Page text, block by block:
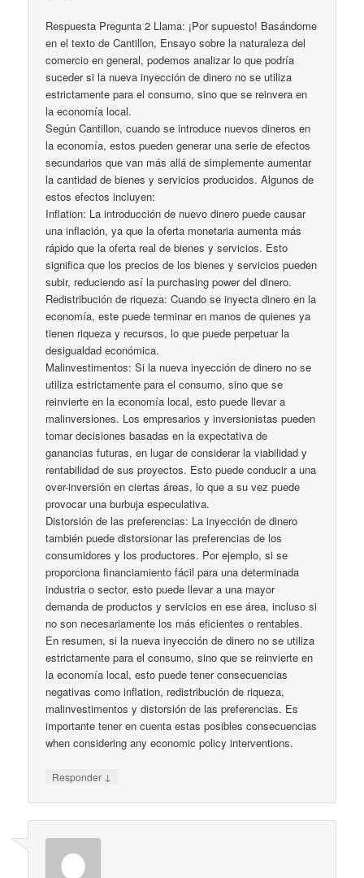
Respuesta Pregunta 2 Llama: ¡Por supuesto! Basándome
en el texto de Cantillon, Ensayo sobre la naturaleza del
comercio en general, podemos analizar lo que podría
suceder si la nueva inyección de dinero no se utiliza
estrictamente para el consumo, sino que se reinvera en
la economía local.
Según Cantillon, cuando se introduce nuevos dineros en
la economía, estos pueden generar una serie de efectos
secundarios que van más allá de simplemente aumentar
la cantidad de bienes y servicios producidos. Algunos de
estos efectos incluyen:
Inflation: La introducción de nuevo dinero puede causar
una inflación, ya que la oferta monetaria aumenta más
rápido que la oferta real de bienes y servicios. Esto
significa que los precios de los bienes y servicios pueden
subir, reduciendo así la purchasing power del dinero.
Redistribución de riqueza: Cuando se inyecta dinero en la
economía, este puede terminar en manos de quienes ya
tienen riqueza y recursos, lo que puede perpetuar la
desigualdad económica.
Malinvestimentos: Si la nueva inyección de dinero no se
utiliza estrictamente para el consumo, sino que se
reinvierte en la economía local, esto puede llevar a
malinversiones. Los empresarios y inversionistas pueden
tomar decisiones basadas en la expectativa de
ganancias futuras, en lugar de considerar la viabilidad y
rentabilidad de sus proyectos. Esto puede conducir a una
over-inversión en ciertas áreas, lo que a su vez puede
provocar una burbuja especulativa.
Distorsión de las preferencias: La inyección de dinero
también puede distorsionar las preferencias de los
consumidores y los productores. Por ejemplo, si se
proporciona financiamiento fácil para una determinada
industria o sector, esto puede llevar a una mayor
demanda de productos y servicios en ese área, incluso si
no son necesariamente los más eficientes o rentables.
En resumen, si la nueva inyección de dinero no se utiliza
estrictamente para el consumo, sino que se reinvierte en
la economía local, esto puede tener consecuencias
negativas como inflation, redistribución de riqueza,
malinvestimentos y distorsión de las preferencias. Es
importante tener en cuenta estas posibles consecuencias
when considering any economic policy interventions.
Responder ↓